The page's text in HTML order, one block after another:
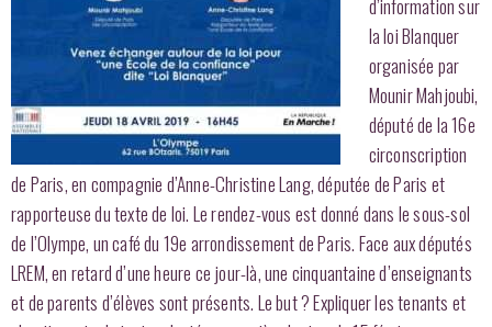
d’information sur
la loi Blanquer
organisée par
Mounir Mahjoubi,
député de la 16e
circonscription
de Paris, en compagnie d’Anne-Christine Lang, députée de Paris et
rapporteuse du texte de loi. Le rendez-vous est donné dans le sous-sol
de l’Olympe, un café du 19e arrondissement de Paris. Face aux députés
LREM, en retard d’une heure ce jour-là, une cinquantaine d’enseignants
et de parents d’élèves sont présents. Le but ? Expliquer les tenants et